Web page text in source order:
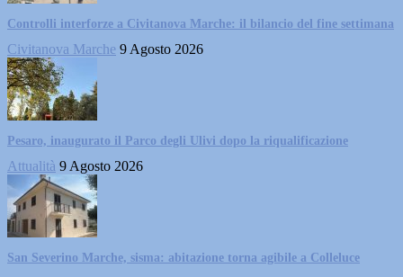
Controlli interforze a Civitanova Marche: il bilancio del fine settimana
Civitanova Marche 9 Agosto 2026
Pesaro, inaugurato il Parco degli Ulivi dopo la riqualificazione
Attualità 9 Agosto 2026
San Severino Marche, sisma: abitazione torna agibile a Colleluce